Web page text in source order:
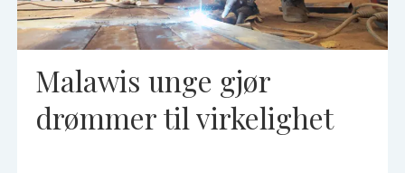
Malawis unge gjør
drømmer til virkelighet